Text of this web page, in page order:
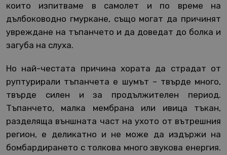
които изпитваме в самолет и по време на
дълбоководно гмуркане, също могат да причинят
увреждане на тъпанчето и да доведат до болка и
загуба на слуха.
Но най-честата причина хората да страдат от
руптурирали тъпанчета е шумът – твърде много,
твърде силен и за продължителен период.
Тъпанчето, малка мембрана или ивица тъкан,
разделяща външната част на ухото от вътрешния
регион, е деликатно и не може да издържи на
бомбардирането с толкова много звукова енергия.